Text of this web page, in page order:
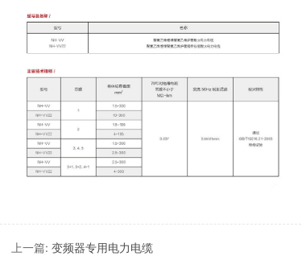
上一篇: 变频器专用电力电缆